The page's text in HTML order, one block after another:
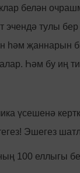
белән
эчендә тулы
һәм җаннарын
Һәм бу иң
үсешенә
Эшегез
100 еллыгы